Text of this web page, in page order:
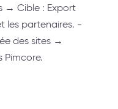
→ Cible : Export
les partenaires. -
des sites →
Pimcore.